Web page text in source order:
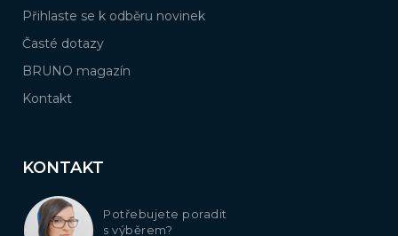
Přihlaste se k odběru novinek
Časté dotazy
BRUNO magazín
Kontakt
KONTAKT
Potřebujete poradit
s výběrem?